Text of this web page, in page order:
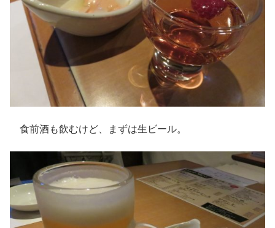
食前酒も飲むけど、まずは生ビール。